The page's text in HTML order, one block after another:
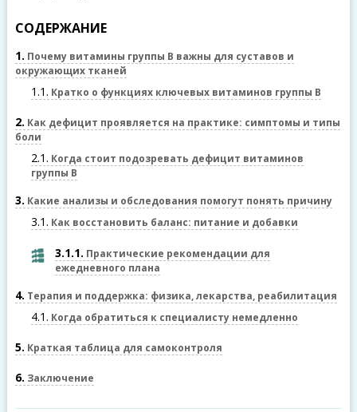
СОДЕРЖАНИЕ
1 Почему витамины группы B важны для суставов и
окружающих тканей
1.1 Кратко о функцияx ключевых витаминов группы B
2 Как дефицит проявляется на практике: симптомы и типы
боли
2.1 Когда стоит подозревать дефицит витаминов
группы B
3 Какие анализы и обследования помогут понять причину
3.1 Как восстановить баланс: питание и добавки
3.1.1 Практические рекомендации для
ежедневного плана
4 Терапия и поддержка: физика, лекарства, реабилитация
4.1 Когда обратиться к специалисту немедленно
5 Краткая таблица для самоконтроля
6 Заключение